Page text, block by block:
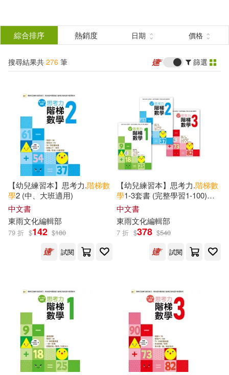
結
分類 (單選)
所有商品(276) 圖書(276)
作者 (可複選)
韓國大教出版社編著(24)
(韓)朱慧蘭(16)
人類文化編輯部(12)
潘小雲（主編）(12)
韓國斗山東亞出版社(11)
林玉萍(10)
北京小紅花圖書工作室編著(8)
南京大學出版社(45)
安徽少年兒童出版社(29)
北京科學技術出版社(22)
綜合排序 熱銷度 日期 價格
搜尋結果共 276 筆 篩選
【幼兒練習本】思考力.階梯數
學2 (中、大班適用)
中文書
東雨文化編輯部
79 折 $142 $180
試閱
【幼兒練習本】思考力.階梯數
學1-3套書 (完整學習1-100)
(中、大班適用)
中文書
東雨文化編輯部
7 折 $378 $540
試閱